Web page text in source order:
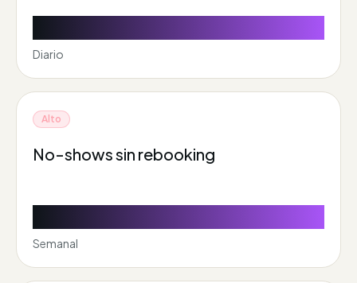
Diario
Alto
No-shows sin rebooking
Semanal